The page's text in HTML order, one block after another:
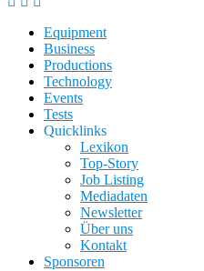
Equipment
Business
Productions
Technology
Events
Tests
Quicklinks
Lexikon
Top-Story
Job Listing
Mediadaten
Newsletter
Über uns
Kontakt
Sponsoren